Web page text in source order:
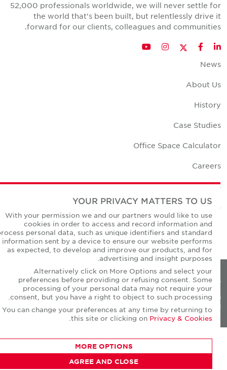
52,000 professionals worldwide, we will never settle for
the world that's been built, but relentlessly drive it
forward for our clients, colleagues and communities.
LinkedIn
Facebook
Twitter
Instagram
YouTube
News
About Us
History
Case Studies
Office Space Calculator
Careers
Contact Us
Office Locations
Corporate Social Responsibility
Privacy Policies
© Copyright Cushman & Wakefield Core 2026.
All Rights Reserved.
YOUR PRIVACY MATTERS TO US
With your permission we and our partners would like to use
cookies in order to access and record information and
process personal data, such as unique identifiers and standard
information sent by a device to ensure our website performs
as expected, to develop and improve our products, and for
advertising and insight purposes.
Alternatively click on More Options and select your
preferences before providing or refusing consent. Some
processing of your personal data may not require your
consent, but you have a right to object to such processing.
You can change your preferences at any time by returning to
this site or clicking onPrivacy & Cookies
.
MORE OPTIONS
AGREE AND CLOSE